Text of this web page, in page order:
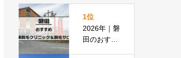
1位
2026年｜磐
田のおすす